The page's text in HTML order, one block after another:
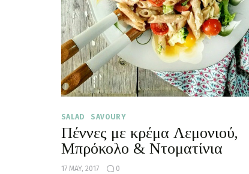
SALAD SAVOURY
Πέννες με κρέμα Λεμονιού,
Μπρόκολο & Ντοματίνια
17 MAY, 2017 0